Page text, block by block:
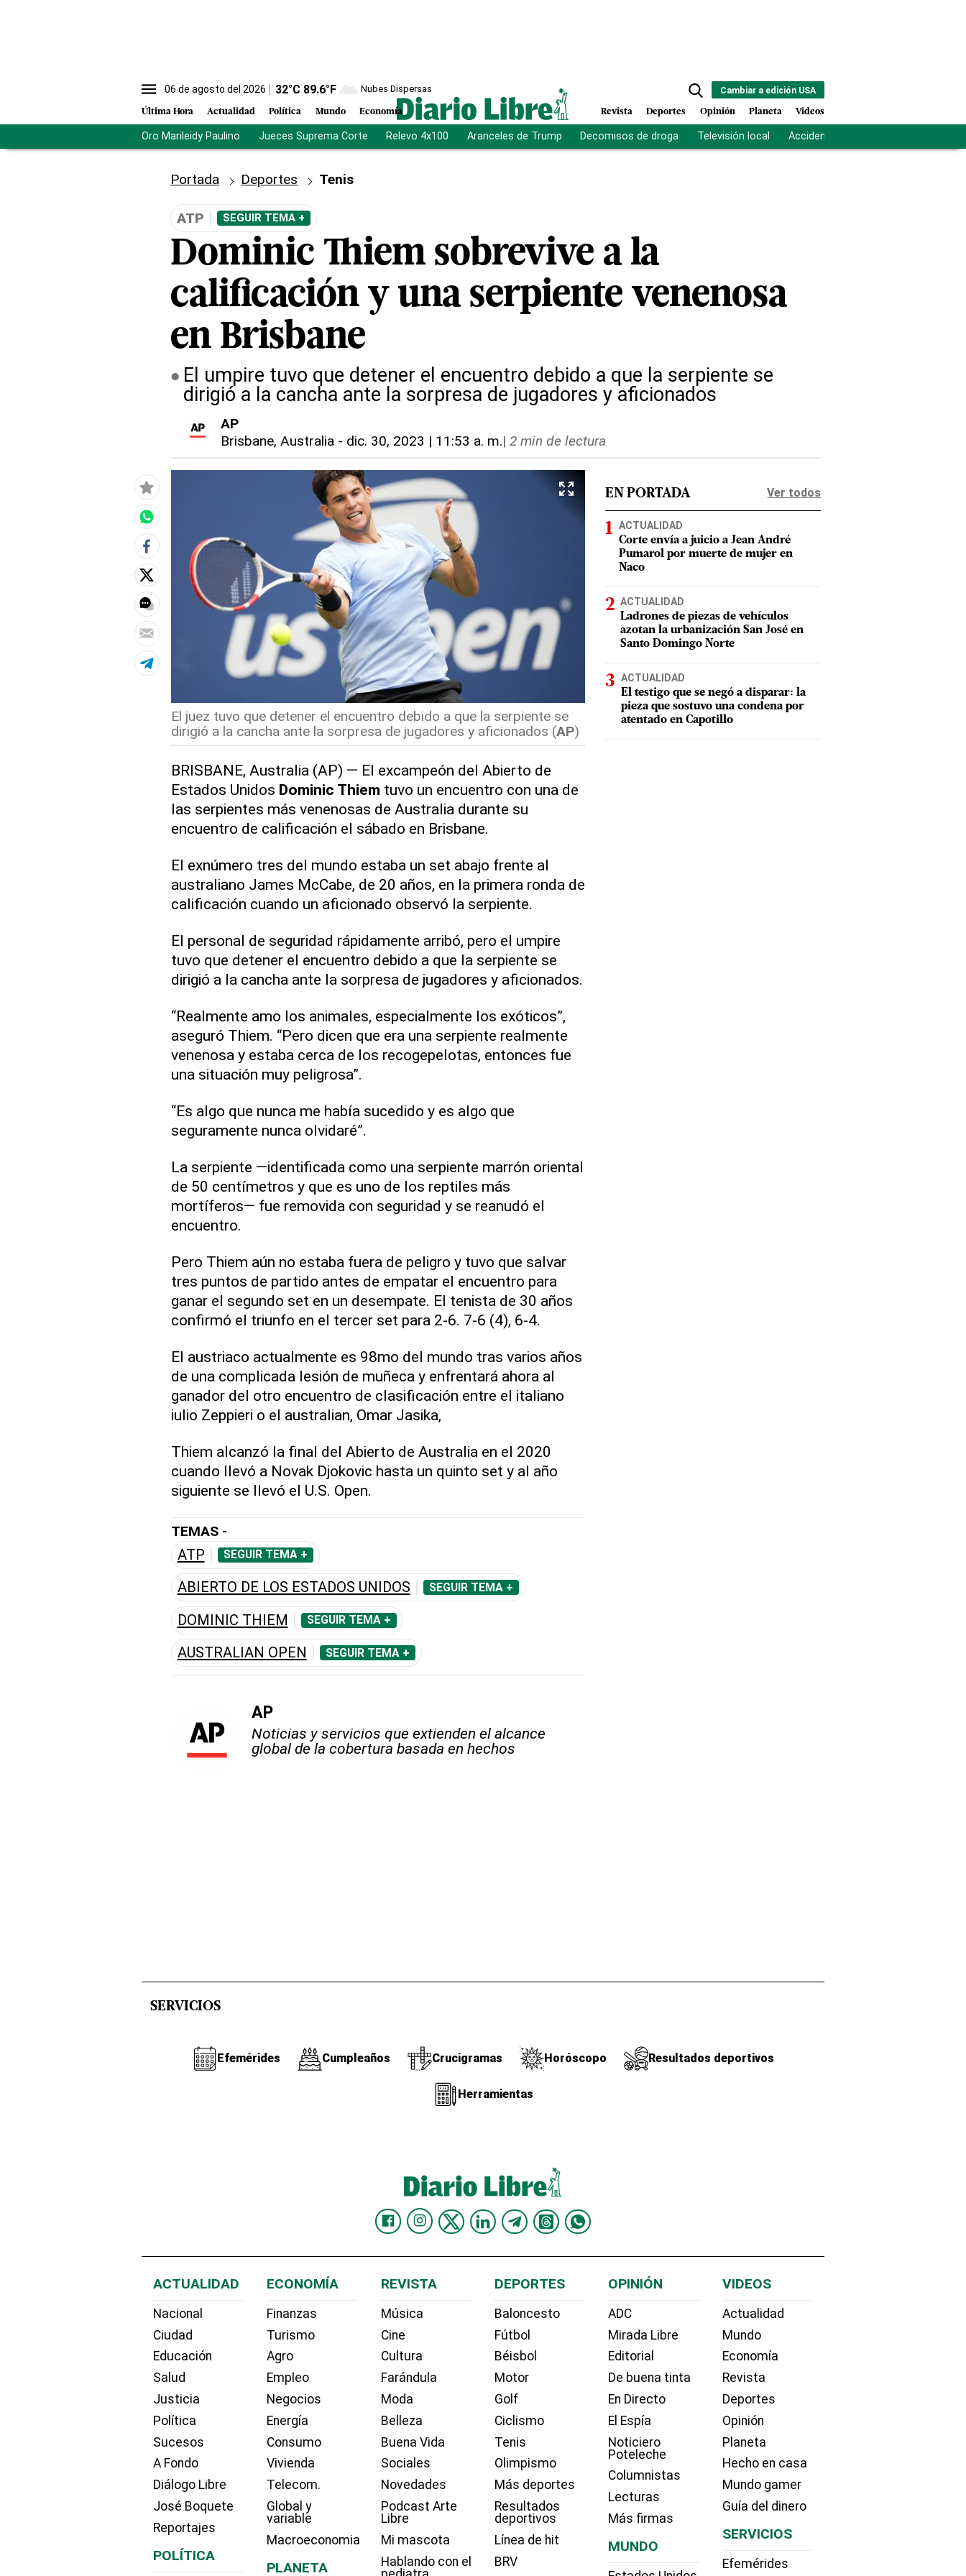
06 de agosto del 2026 32°C 89.6°F Nubes Dispersas
Última Hora Actualidad Política Mundo Economía
Cambiar a edición USA
Revista Deportes Opinión Planeta Videos
Oro Marileidy Paulino Jueces Suprema Corte Relevo 4x100 Aranceles de Trump Decomisos de droga Televisión local Accidente Los Ríos
Portada Deportes Tenis
ATP SEGUIR TEMA +
Dominic Thiem sobrevive a la
calificación y una serpiente venenosa
en Brisbane
El umpire tuvo que detener el encuentro debido a que la serpiente se
dirigió a la cancha ante la sorpresa de jugadores y aficionados
AP
Brisbane, Australia - dic. 30, 2023 | 11:53 a. m.| 2 min de lectura
El juez tuvo que detener el encuentro debido a que la serpiente se
dirigió a la cancha ante la sorpresa de jugadores y aficionados (AP)
BRISBANE, Australia (AP) — El excampeón del Abierto de
Estados Unidos Dominic Thiem tuvo un encuentro con una de
las serpientes más venenosas de Australia durante su
encuentro de calificación el sábado en Brisbane.
El exnúmero tres del mundo estaba un set abajo frente al
australiano James McCabe, de 20 años, en la primera ronda de
calificación cuando un aficionado observó la serpiente.
El personal de seguridad rápidamente arribó, pero el umpire
tuvo que detener el encuentro debido a que la serpiente se
dirigió a la cancha ante la sorpresa de jugadores y aficionados.
“Realmente amo los animales, especialmente los exóticos”,
aseguró Thiem. “Pero dicen que era una serpiente realmente
venenosa y estaba cerca de los recogepelotas, entonces fue
una situación muy peligrosa”.
“Es algo que nunca me había sucedido y es algo que
seguramente nunca olvidaré”.
La serpiente —identificada como una serpiente marrón oriental
de 50 centímetros y que es uno de los reptiles más
mortíferos— fue removida con seguridad y se reanudó el
encuentro.
Pero Thiem aún no estaba fuera de peligro y tuvo que salvar
tres puntos de partido antes de empatar el encuentro para
ganar el segundo set en un desempate. El tenista de 30 años
confirmó el triunfo en el tercer set para 2-6. 7-6 (4), 6-4.
El austriaco actualmente es 98mo del mundo tras varios años
de una complicada lesión de muñeca y enfrentará ahora al
ganador del otro encuentro de clasificación entre el italiano
iulio Zeppieri o el australian, Omar Jasika,
Thiem alcanzó la final del Abierto de Australia en el 2020
cuando llevó a Novak Djokovic hasta un quinto set y al año
siguiente se llevó el U.S. Open.
TEMAS -
ATP SEGUIR TEMA +
ABIERTO DE LOS ESTADOS UNIDOS SEGUIR TEMA +
DOMINIC THIEM SEGUIR TEMA +
AUSTRALIAN OPEN SEGUIR TEMA +
AP
Noticias y servicios que extienden el alcance
global de la cobertura basada en hechos
EN PORTADA Ver todos
ACTUALIDAD
Corte envía a juicio a Jean André
Pumarol por muerte de mujer en
Naco
ACTUALIDAD
Ladrones de piezas de vehículos
azotan la urbanización San José en
Santo Domingo Norte
ACTUALIDAD
El testigo que se negó a disparar: la
pieza que sostuvo una condena por
atentado en Capotillo
SERVICIOS
Efemérides Cumpleaños Crucigramas Horóscopo Resultados deportivos
Herramientas
ACTUALIDAD
Nacional
Ciudad
Educación
Salud
Justicia
Política
Sucesos
A Fondo
Diálogo Libre
José Boquete
Reportajes
POLÍTICA
ECONOMÍA
Finanzas
Turismo
Agro
Empleo
Negocios
Energía
Consumo
Vivienda
Telecom.
Global y
variable
Macroeconomia
PLANETA
REVISTA
Música
Cine
Cultura
Farándula
Moda
Belleza
Buena Vida
Sociales
Novedades
Podcast Arte
Libre
Mi mascota
Hablando con el
DEPORTES
Baloncesto
Fútbol
Béisbol
Motor
Golf
Ciclismo
Tenis
Olimpismo
Más deportes
Resultados
deportivos
Línea de hit
BRV
OPINIÓN
ADC
Mirada Libre
Editorial
De buena tinta
En Directo
El Espía
Noticiero
Poteleche
Columnistas
Lecturas
Más firmas
MUNDO
VIDEOS
Actualidad
Mundo
Economía
Revista
Deportes
Opinión
Planeta
Hecho en casa
Mundo gamer
Guía del dinero
SERVICIOS
Efemérides